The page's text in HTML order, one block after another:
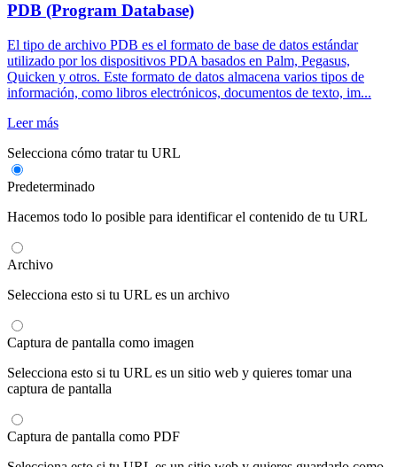
PDB (Program Database)
El tipo de archivo PDB es el formato de base de datos estándar
utilizado por los dispositivos PDA basados en Palm, Pegasus,
Quicken y otros. Este formato de datos almacena varios tipos de
información, como libros electrónicos, documentos de texto, im...
Leer más
Selecciona cómo tratar tu URL
Predeterminado
Hacemos todo lo posible para identificar el contenido de tu URL
Archivo
Selecciona esto si tu URL es un archivo
Captura de pantalla como imagen
Selecciona esto si tu URL es un sitio web y quieres tomar una
captura de pantalla
Captura de pantalla como PDF